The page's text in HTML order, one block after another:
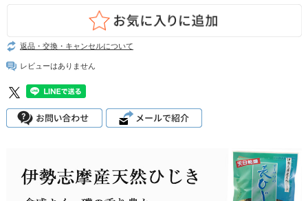
返品・交換・キャンセルについて
レビューはありません